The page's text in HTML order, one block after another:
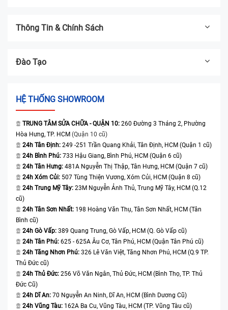
Thông Tin & Chính Sách
Đào Tạo
HỆ THỐNG SHOWROOM
TRUNG TÂM SỬA CHỮA - QUẬN 10: 260 Đường 3 Tháng 2, Phường
Hòa Hưng, TP. HCM (Quận 10 cũ)
24h Tân Định: 249 -251 Trần Quang Khải, Tân Định, HCM (Quận 1 cũ)
24h Bình Phú: 733 Hậu Giang, Bình Phú, HCM (Quận 6 cũ)
24h Tân Hưng: 481A Nguyễn Thị Thập, Tân Hưng, HCM (Quận 7 cũ)
24h Xóm Củi: 507 Tùng Thiện Vương, Xóm Củi, HCM (Quận 8 cũ)
24h Trung Mỹ Tây: 23M Nguyễn Ảnh Thủ, Trung Mỹ Tây, HCM (Q.12
cũ)
24h Tân Sơn Nhất: 198 Hoàng Văn Thụ, Tân Sơn Nhất, HCM (Tân
Bình cũ)
24h Gò Vấp: 389 Quang Trung, Gò Vấp, HCM (Q. Gò Vấp cũ)
24h Tân Phú: 625 - 625A Âu Cơ, Tân Phú, HCM (Quận Tân Phú cũ)
24h Tăng Nhơn Phú: 326 Lê Văn Việt, Tăng Nhơn Phú, HCM (Q.9 TP.
Thủ Đức cũ)
24h Thủ Đức: 256 Võ Văn Ngân, Thủ Đức, HCM (Bình Thọ, TP. Thủ
Đức Cũ)
24h Dĩ An: 70 Nguyễn An Ninh, Dĩ An, HCM (Bình Dương Cũ)
24h Vũng Tàu: 162A Ba Cu, Vũng Tàu, HCM (TP. Vũng Tàu cũ)